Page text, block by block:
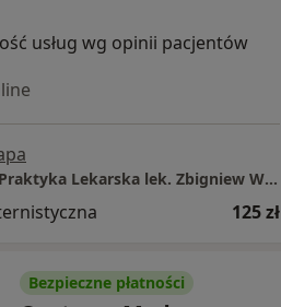
usług wg opinii pacjentów
Specjalistyczna Praktyka Lekarska lek. Zbigniew Walter
125 zł
Bezpieczne płatności